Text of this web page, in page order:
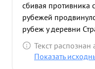
сбивая противника
рубежей
рубеж у деревни
участок плацдарма
...»
Текст распознан
Показать